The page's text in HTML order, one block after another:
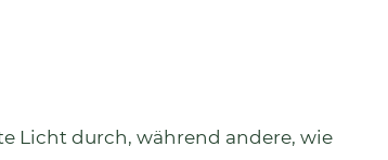
Licht durch, während andere, wie